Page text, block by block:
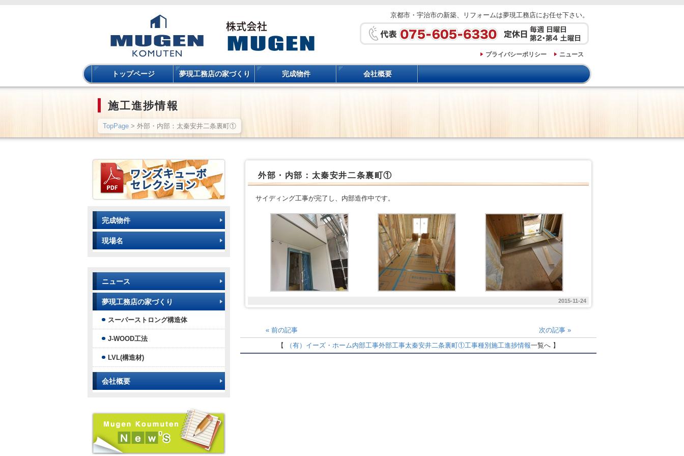
京都市・宇治市の新築、リフォームは夢現工務店にお任せ下さい。
プライバシーポリシー ニュース
トップページ 夢現工務店の家づくり 完成物件 会社概要
施工進捗情報
TopPage > 外部・内部：太秦安井二条裏町①
外部・内部：太秦安井二条裏町①
サイディング工事が完了し、内部造作中です。
2015-11-24
« 前の記事 次の記事 »
【
（有）イーズ・ホーム内部工事外部工事太秦安井二条裏町①工事種別 施工進捗情報一覧へ 】
完成物件
現場名
ニュース
夢現工務店の家づくり
スーパーストロング構造体
J-WOOD工法
LVL(構造材)
会社概要